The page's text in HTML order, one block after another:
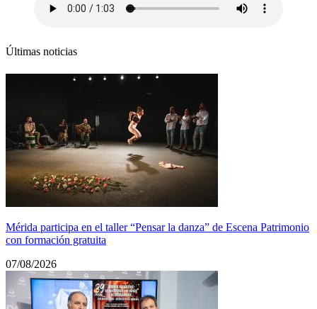
Últimas noticias
Mérida participa en el taller “Pensar la danza” de Escena Patrimonio
con formación gratuita
07/08/2026